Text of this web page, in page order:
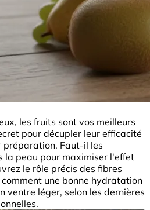
les fruits sont vos meilleurs
pour décupler leur efficacité
Faut-il les
la peau pour maximiser l'effet
le rôle précis des fibres
une bonne hydratation
ventre léger, selon les dernières